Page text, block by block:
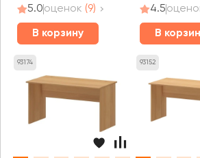
5.0оценок (9)
В корзину
4.5
В
93174 93152